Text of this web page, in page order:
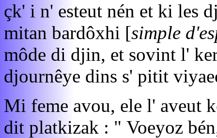
çk' i n' esteut nén et ki les
mitan bardôxhi [simple
môde di djin, et sovint l'
djournêye dins s' pitit
Mi feme avou, ele l' aveut
dit platkizak : " Voeyoz